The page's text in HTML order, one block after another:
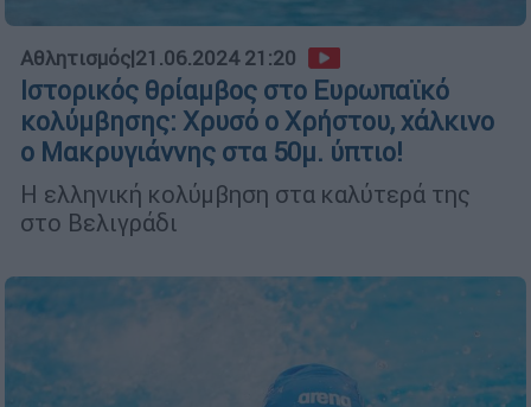
Αθλητισμός|21.06.2024 21:20
Ιστορικός θρίαμβος στο Ευρωπαϊκό
κολύμβησης: Χρυσό ο Χρήστου, χάλκινο
ο Μακρυγιάννης στα 50μ. ύπτιο!
Η ελληνική κολύμβηση στα καλύτερά της
στο Βελιγράδι